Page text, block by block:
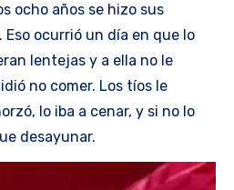
ocho años se hizo sus
ocurrió un día en que lo
lentejas y a ella no le
no comer. Los tíos le
lo iba a cenar, y si no lo
desayunar.